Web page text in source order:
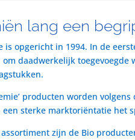
lang een
is opgericht in 1994. In de
om daadwerkelijk
producten worden
een sterke marktoriëntatie het
zijn de Bio